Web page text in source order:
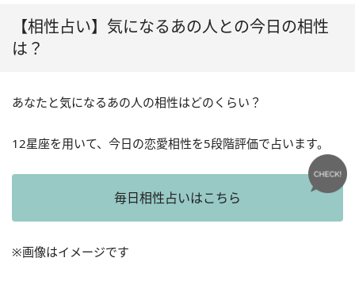
【相性占い】気になるあの人との今日の相性
は？
あなたと気になるあの人の相性はどのくらい？
12星座を用いて、今日の恋愛相性を5段階評価で占います。
毎日相性占いはこちら
※画像はイメージです